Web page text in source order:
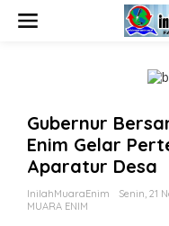
Gubernur
Enim Gelar
Aparatur Desa
InilahMuaraEnim
Senin, 21
MUARA ENIM